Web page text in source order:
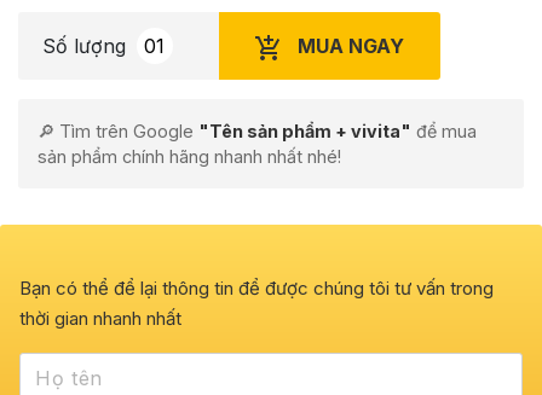
Số lượng MUA NGAY
🔎 Tìm trên Google "Tên sản phẩm + vivita" để mua
sản phẩm chính hãng nhanh nhất nhé!
Bạn có thể để lại thông tin để được chúng tôi tư vấn trong
thời gian nhanh nhất